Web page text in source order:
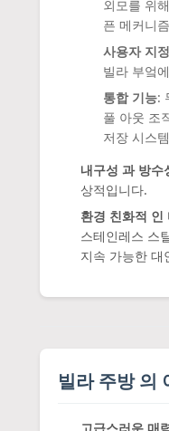
외모를 위
픈 메커니
사용자 지
빌라 부엌
통합 기능:
풀 아웃 조
저장 시스
내구성 과 방수
상적입니다.
환경 친화적 인
스테인레스 스
지속 가능한 대
빌라 주방 의